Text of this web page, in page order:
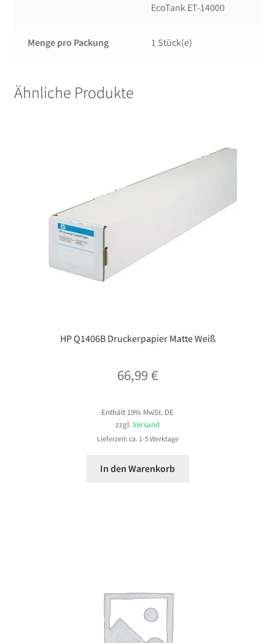
EcoTank ET-14000
Menge pro Packung 1 Stück(e)
Ähnliche Produkte
HP Q1406B Druckerpapier Matte Weiß
66,99€
Enthält 19% MwSt. DE
zzgl.Versand
Lieferzeit: ca. 1-5 Werktage
In den Warenkorb